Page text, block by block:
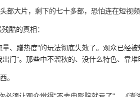
部大片，剩下的七十多部，恐怕连在短视
酷的真相：
、蹭热度"的玩法彻底失效了。观众已经
门"。那些中不溜秋的、没什么特色、靠
。